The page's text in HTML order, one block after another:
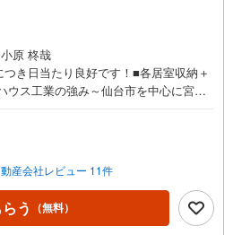
小原 柊哉
き日当たり良好です！■各居室収納＋
ウス工業の強み～仙台市を中心に宮城
1.＜豊富な不動産知識＞戸建・マンシ
問わず不動産を取り扱っておりま
商業施設、子育て環境や行政などの地
客様により良い物件選びをして頂ける
ポートさせて頂きます。2.＜経験豊富
は【購入】【売却】【引っ越し】【リ
産会社レビュー 11件
う （無料）